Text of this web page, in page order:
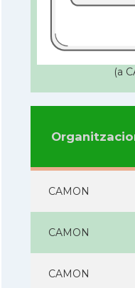
(a
CAMON
CAMON
CAMON